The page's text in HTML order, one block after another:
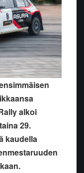
alkoi
29.
kaudella